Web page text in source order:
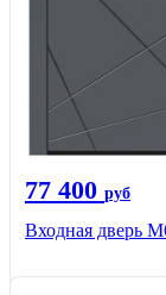
77 400 руб
Входная дверь